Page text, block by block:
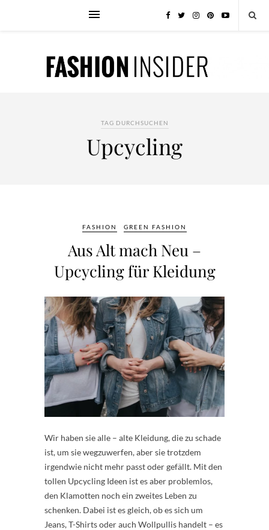
TAG DURCHSUCHEN
Upcycling
FASHION GREEN FASHION
Aus Alt mach Neu –
Upcycling für Kleidung
Wir haben sie alle – alte Kleidung, die zu schade
ist, um sie wegzuwerfen, aber sie trotzdem
irgendwie nicht mehr passt oder gefällt. Mit den
tollen Upcycling Ideen ist es aber problemlos,
den Klamotten noch ein zweites Leben zu
schenken. Dabei ist es gleich, ob es sich um
Jeans, T-Shirts oder auch Wollpullis handelt – es